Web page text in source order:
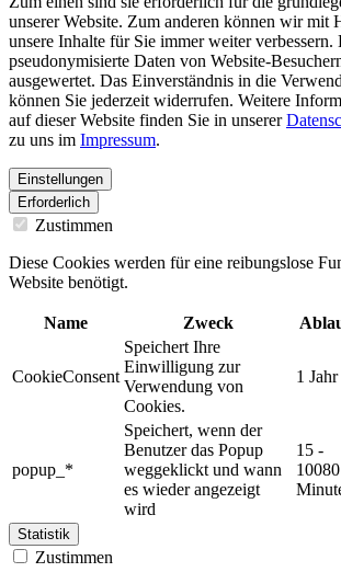
unserer Website. Zum anderen können wir mit
unsere Inhalte für Sie immer weiter verbessern.
pseudonymisierte Daten von Website-
ausgewertet. Das Einverständnis in die
können Sie jederzeit widerrufen. Weitere
auf dieser Website finden Sie in unserer
zu uns im Impressum.
Einstellungen
Erforderlich
Zustimmen
Diese Cookies werden für eine reibungslose
Website benötigt.
Name Zweck
CookieConsent
Speichert Ihre
Einwilligung zur
Verwendung von
Cookies.
1 Jahr
popup_*
Speichert, wenn der
Benutzer das Popup
weggeklickt und wann
es wieder angezeigt
wird
15 -
10080
Statistik
Zustimmen